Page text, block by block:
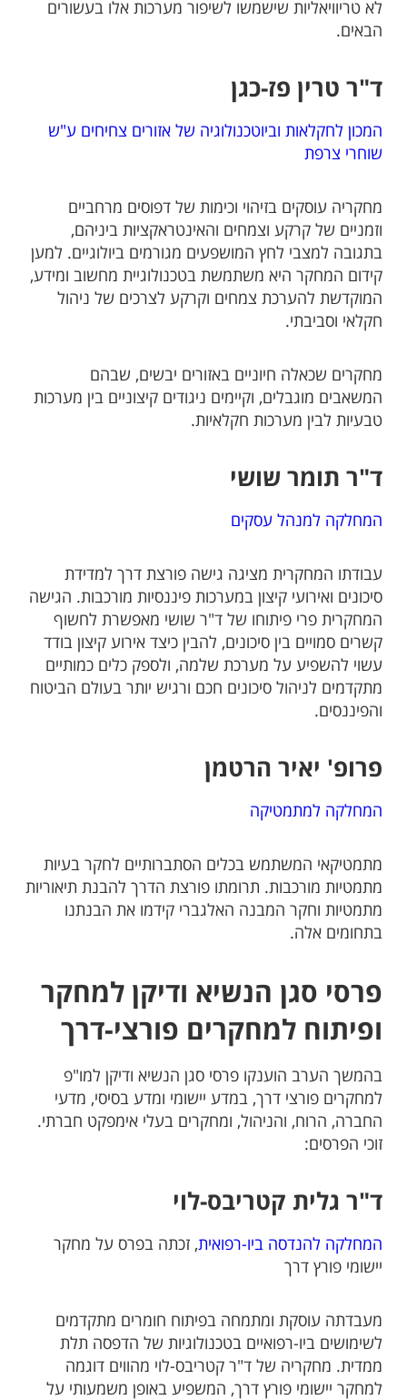
לא טריוויאליות שישמשו לשיפור מערכות אלו בעשורים
הבאים.
ד"ר טרין פז-כגן
המכון לחקלאות וביוטכנולוגיה של אזורים צחיחים ע"ש
שוחרי צרפת
מחקריה עוסקים בזיהוי וכימות של דפוסים מרחביים
וזמניים של קרקע וצמחים והאינטראקציות ביניהם,
בתגובה למצבי לחץ המושפעים מגורמים ביולוגיים. למען
קידום המחקר היא משתמשת בטכנולוגיית מחשוב ומידע,
המוקדשת להערכת צמחים וקרקע לצרכים של ניהול
חקלאי וסביבתי.
מחקרים שכאלה חיוניים באזורים יבשים, שבהם
המשאבים מוגבלים, וקיימים ניגודים קיצוניים בין מערכות
טבעיות לבין מערכות חקלאיות.
ד"ר תומר שושי
המחלקה למנהל עסקים
עבודתו המחקרית מציגה גישה פורצת דרך למדידת
סיכונים ואירועי קיצון במערכות פיננסיות מורכבות. הגישה
המחקרית פרי פיתוחו של ד"ר שושי מאפשרת לחשוף
קשרים סמויים בין סיכונים, להבין כיצד אירוע קיצון בודד
עשוי להשפיע על מערכת שלמה, ולספק כלים כמותיים
מתקדמים לניהול סיכונים חכם ורגיש יותר בעולם הביטוח
והפיננסים.
פרופ' יאיר הרטמן
המחלקה למתמטיקה
מתמטיקאי המשתמש בכלים הסתברותיים לחקר בעיות
מתמטיות מורכבות. תרומתו פורצת הדרך להבנת תיאוריות
מתמטיות וחקר המבנה האלגברי קידמו את הבנתנו
בתחומים אלה.
פרסי סגן הנשיא ודיקן למחקר
ופיתוח למחקרים פורצי-דרך
בהמשך הערב הוענקו פרסי סגן הנשיא ודיקן למו"פ
למחקרים פורצי דרך, במדע יישומי ומדע בסיסי, מדעי
החברה, הרוח, והניהול, ומחקרים בעלי אימפקט חברתי.
זוכי הפרסים:
ד"ר גלית קטריבס-לוי
המחלקה להנדסה ביו-רפואית, זכתה בפרס על מחקר
יישומי פורץ דרך
מעבדתה עוסקת ומתמחה בפיתוח חומרים מתקדמים
לשימושים ביו-רפואיים בטכנולוגיות של הדפסה תלת
ממדית. מחקריה של ד"ר קטריבס-לוי מהווים דוגמה
למחקר יישומי פורץ דרך, המשפיע באופן משמעותי על